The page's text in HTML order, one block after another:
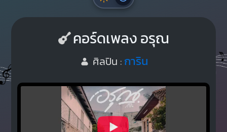
คอร์ดเพลง อรุณ
ศิลปิน : การิน